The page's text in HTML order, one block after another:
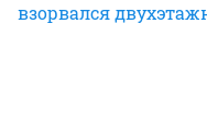
взорвался